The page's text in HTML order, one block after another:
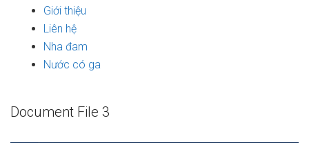
Giới thiệu
Liên hệ
Nha đam
Nước có ga
Document File 3